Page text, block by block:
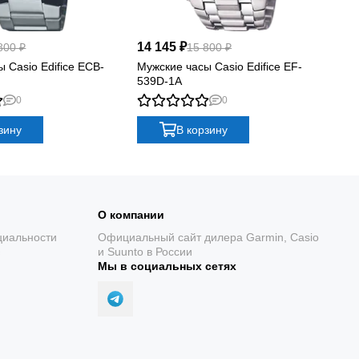
₽
Casio Edifice ECB-
0
14 145 ₽15 800 ₽
Мужские часы Casio Edifice EF-
539D-1A
0
В корзину
О компании
Официальный сайт дилера Garmin, Casio
и Suunto в России
Мы в социальных сетях